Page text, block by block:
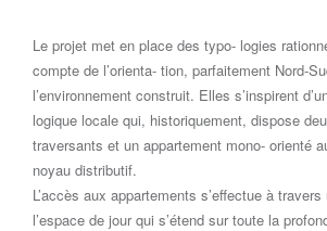
Le projet met en place des typo- logies
compte de l’orienta- tion, parfaitement Nord-
l’environnement construit. Elles s’inspirent
logique locale qui, historiquement, dispose
traversants et un appartement mono- orienté
noyau distributif.
L’accès aux appartements s’effectue à
l’espace de jour qui s’étend sur toute la